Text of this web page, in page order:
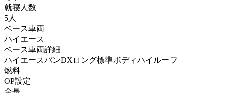
就寝人数
5人
ベース車両
ハイエース
ベース車両詳細
ハイエースバンDXロング標準ボディハイルーフ
燃料
OP設定